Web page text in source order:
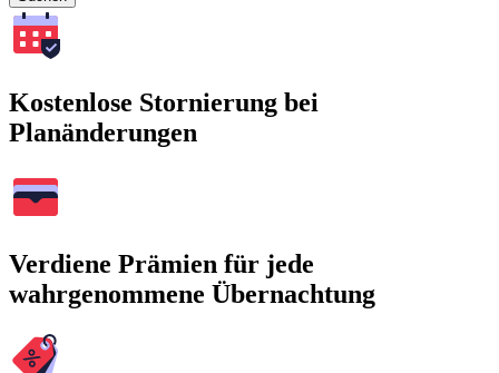
Kostenlose Stornierung bei
Planänderungen
Verdiene Prämien für jede
wahrgenommene Übernachtung